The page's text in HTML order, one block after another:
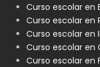
Curso escolar en
Curso escolar en
Curso escolar en
Curso escolar en
Curso escolar en